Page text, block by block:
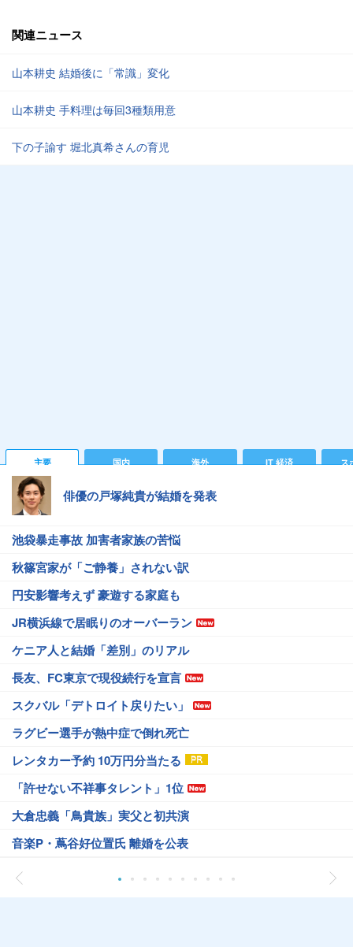
関連ニュース
山本耕史 結婚後に「常識」変化
山本耕史 手料理は毎回3種類用意
下の子諭す 堀北真希さんの育児
主要 国内 海外 IT 経済 ス
俳優の戸塚純貴が結婚を発表
池袋暴走事故 加害者家族の苦悩
秋篠宮家が「ご静養」されない訳
円安影響考えず 豪遊する家庭も
JR横浜線で居眠りのオーバーラン
ケニア人と結婚「差別」のリアル
長友、FC東京で現役続行を宣言
スクバル「デトロイト戻りたい」
ラグビー選手が熱中症で倒れ死亡
レンタカー予約 10万円分当たる
「許せない不祥事タレント」1位
大倉忠義「鳥貴族」実父と初共演
音楽P・蔦谷好位置氏 離婚を公表